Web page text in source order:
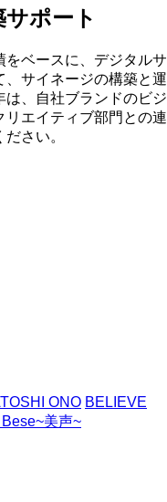
ポート
ベースに、デジタルサ
、サイネージの構築と運
は、自社ブランドのビジ
リエイティブ部門との連
さい。
ONO BELIEVE
美声~